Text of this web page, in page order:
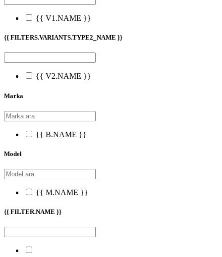
{{ V1.NAME }}
{{ FILTERS.VARIANTS.TYPE2_NAME }}
{{ V2.NAME }}
Marka
{{ B.NAME }}
Model
{{ M.NAME }}
{{ FILTER.NAME }}